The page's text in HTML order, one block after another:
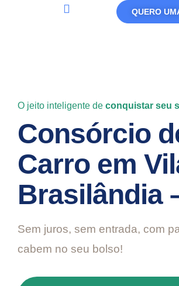
QUERO
O jeito inteligente de conquistar seu
Consórcio
Carro em
Brasilândia
Sem juros, sem entrada, com
cabem no seu bolso!